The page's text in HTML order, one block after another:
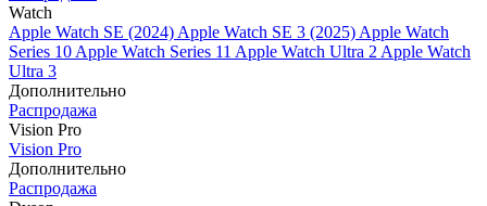
Watch
Apple Watch SE (2024) Apple Watch SE 3 (2025) Apple Watch
Series 10 Apple Watch Series 11 Apple Watch Ultra 2 Apple Watch
Ultra 3
Дополнительно
Распродажа
Vision Pro
Vision Pro
Дополнительно
Распродажа